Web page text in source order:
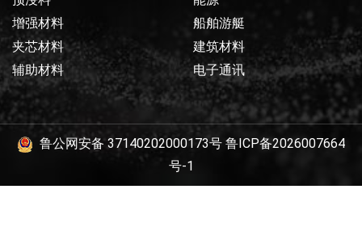
增强材料
夹芯材料
辅助材料
船舶游艇
建筑材料
电子通讯
鲁公网安备 37140202000173号 鲁ICP备2026007664
号-1